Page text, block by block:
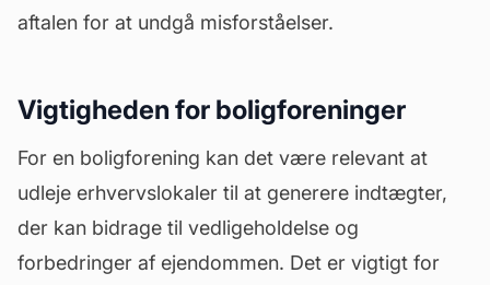
aftalen for at undgå misforståelser.
Vigtigheden for boligforeninger
For en boligforening kan det være relevant at
udleje erhvervslokaler til at generere indtægter,
der kan bidrage til vedligeholdelse og
forbedringer af ejendommen. Det er vigtigt for